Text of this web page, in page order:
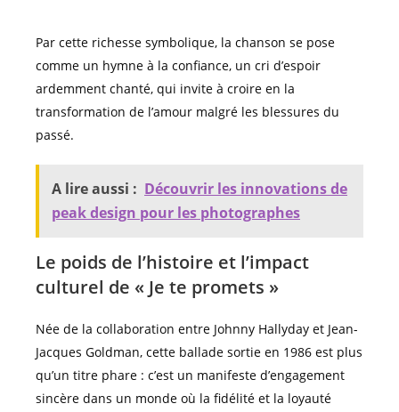
Par cette richesse symbolique, la chanson se pose
comme un hymne à la confiance, un cri d’espoir
ardemment chanté, qui invite à croire en la
transformation de l’amour malgré les blessures du
passé.
A lire aussi : Découvrir les innovations de
peak design pour les photographes
Le poids de l’histoire et l’impact
culturel de « Je te promets »
Née de la collaboration entre Johnny Hallyday et Jean-
Jacques Goldman, cette ballade sortie en 1986 est plus
qu’un titre phare : c’est un manifeste d’engagement
sincère dans un monde où la fidélité et la loyauté